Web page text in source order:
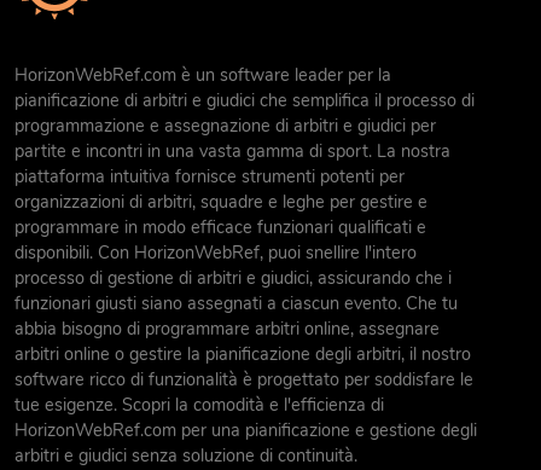
HorizonWebRef.com è un software leader per la
pianificazione di arbitri e giudici che semplifica il processo di
programmazione e assegnazione di arbitri e giudici per
partite e incontri in una vasta gamma di sport. La nostra
piattaforma intuitiva fornisce strumenti potenti per
organizzazioni di arbitri, squadre e leghe per gestire e
programmare in modo efficace funzionari qualificati e
disponibili. Con HorizonWebRef, puoi snellire l'intero
processo di gestione di arbitri e giudici, assicurando che i
funzionari giusti siano assegnati a ciascun evento. Che tu
abbia bisogno di programmare arbitri online, assegnare
arbitri online o gestire la pianificazione degli arbitri, il nostro
software ricco di funzionalità è progettato per soddisfare le
tue esigenze. Scopri la comodità e l'efficienza di
HorizonWebRef.com per una pianificazione e gestione degli
arbitri e giudici senza soluzione di continuità.